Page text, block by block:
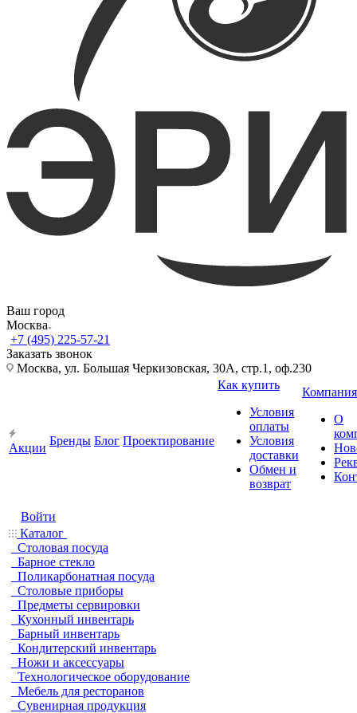
Ваш город
Москва
+7 (495) 225-57-21
Заказать звонок
Москва, ул. Большая Черкизовская, 30А, стр.1, оф.230
Акции
Бренды Блог Проектирование
Как купить
Условия
оплаты
Условия
доставки
Обмен и
возврат
Компания
О
Войти
Каталог
Столовая посуда
Барное стекло
Поликарбонатная посуда
Столовые приборы
Предметы сервировки
Кухонный инвентарь
Барный инвентарь
Кондитерский инвентарь
Ножи и аксессуары
Технологическое оборудование
Мебель для ресторанов
Сувенирная продукция